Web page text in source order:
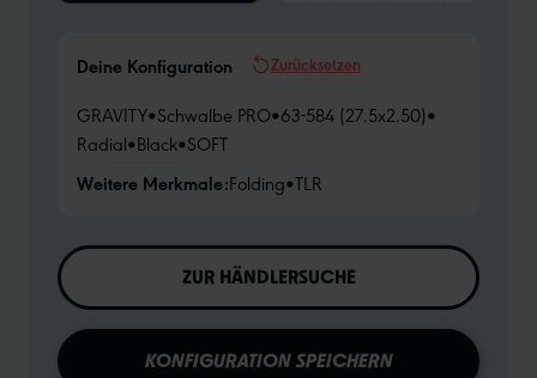
Deine Konfiguration Zurücksetzen
GRAVITY•Schwalbe PRO•63-584 (27.5x2.50)•
Radial•Black•SOFT
Weitere Merkmale:Folding•TLR
ZUR HÄNDLERSUCHE
KONFIGURATION SPEICHERN